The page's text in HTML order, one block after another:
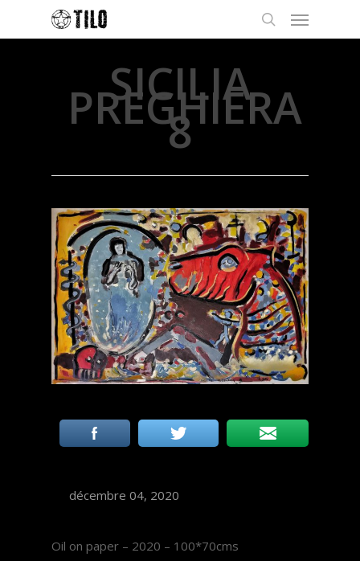
SICILIA
PREGHIERA
8
décembre 04, 2020
Oil on paper – 2020 – 100*70cms